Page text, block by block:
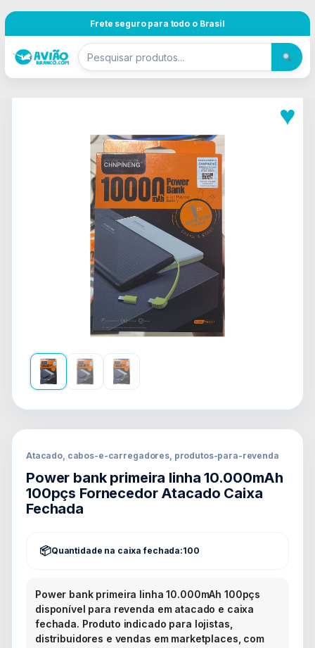
Frete seguro para todo o Brasil
♥
Atacado, cabos-e-carregadores, produtos-para-revenda
Power bank primeira linha 10.000mAh
100pçs Fornecedor Atacado Caixa
Fechada
Quantidade na caixa fechada:100
Power bank primeira linha 10.000mAh 100pçs
disponível para revenda em atacado e caixa
fechada. Produto indicado para lojistas,
distribuidores e vendas em marketplaces, com